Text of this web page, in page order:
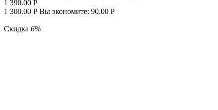
1 390.00 Р
1 300.00 Р Вы экономите: 90.00 Р
Скидка 6%